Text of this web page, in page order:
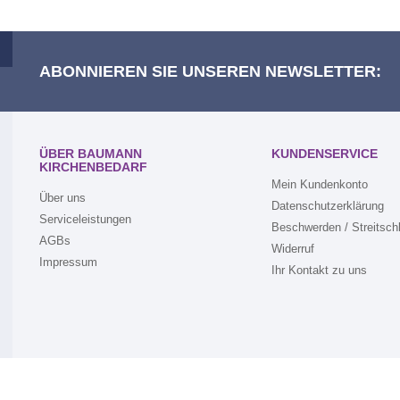
ABONNIEREN SIE UNSEREN NEWSLETTER:
ÜBER BAUMANN
KIRCHENBEDARF
Über uns
Serviceleistungen
AGBs
Impressum
KUNDENSERVICE
Mein Kundenkonto
Datenschutzerklärung
Beschwerden /
Widerruf
Ihr Kontakt zu uns